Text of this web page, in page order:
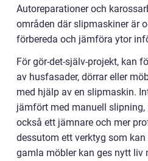
Autoreparationer och
områden där slipmaskiner är
förbereda och jämföra ytor
För gör-det-själv-projekt, kan
av husfasader, dörrar eller
med hjälp av en slipmaskin.
jämfört med manuell
också ett jämnare och mer
dessutom ett verktyg som
gamla möbler kan ges nytt liv